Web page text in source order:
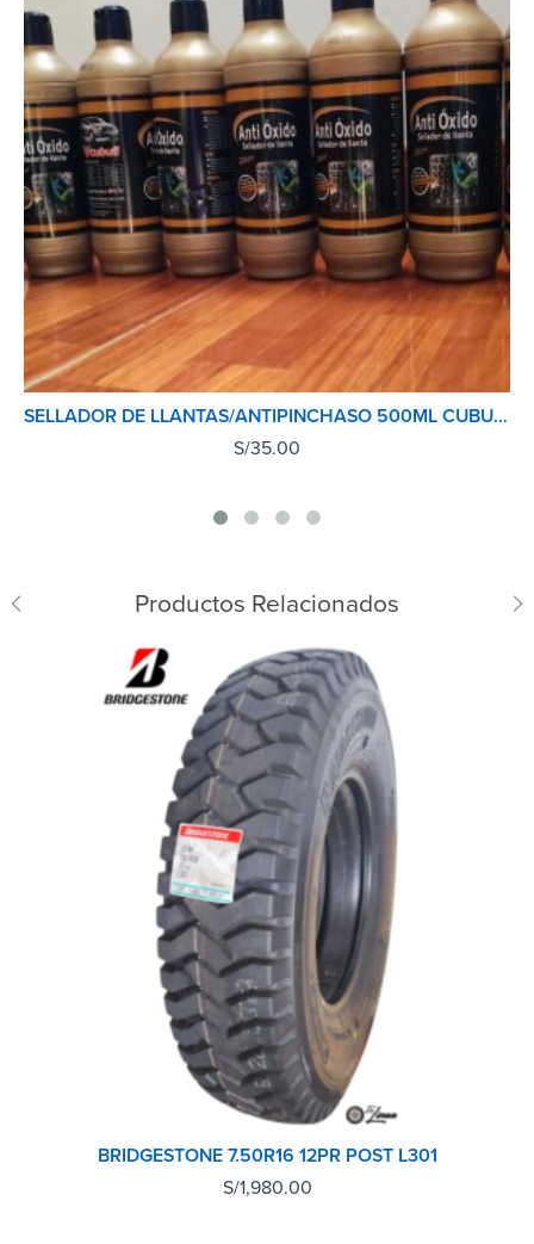
SELLADOR DE LLANTAS/ANTIPINCHASO 500ML CUBULL
S/35.00
Productos Relacionados
BRIDGESTONE 7.50R16 12PR POST L301
S/1,980.00